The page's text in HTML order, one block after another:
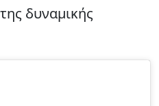
δυναμικής